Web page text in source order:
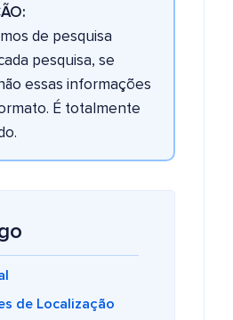
de pesquisa
pesquisa, se
essas informações
É totalmente
de Localização